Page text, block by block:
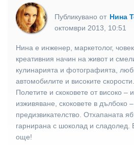
Публикувано от Нина
октомври 2013, 10:51
Нина е инженер, маркетолог,
креативния начин на живот и
кулинарията и фотографията,
автомобилите и високите
Полетите и скоковете от високо –
изживяване, скоковете в дълбоко
предизвикателство. Отхапаната
гарнирана с шоколад и сладолед.
още!